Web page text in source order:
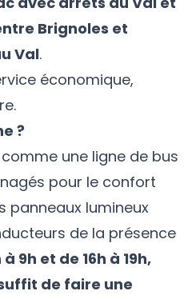
Brignoles et
Val.
économique,
?
une ligne de bus
pour le confort
panneaux lumineux
de la présence
à 9h et de 16h à 19h,
de faire une